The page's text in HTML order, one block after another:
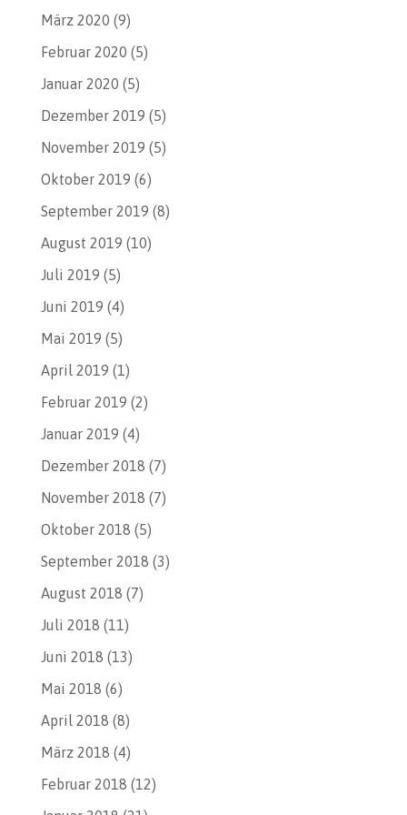
März 2020 (9)
Februar 2020 (5)
Januar 2020 (5)
Dezember 2019 (5)
November 2019 (5)
Oktober 2019 (6)
September 2019 (8)
August 2019 (10)
Juli 2019 (5)
Juni 2019 (4)
Mai 2019 (5)
April 2019 (1)
Februar 2019 (2)
Januar 2019 (4)
Dezember 2018 (7)
November 2018 (7)
Oktober 2018 (5)
September 2018 (3)
August 2018 (7)
Juli 2018 (11)
Juni 2018 (13)
Mai 2018 (6)
April 2018 (8)
März 2018 (4)
Februar 2018 (12)